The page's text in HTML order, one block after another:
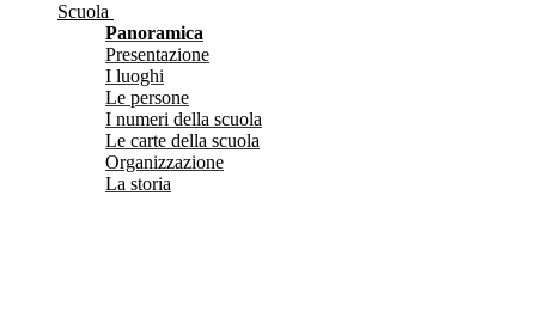
Scuola
Panoramica
Presentazione
I luoghi
Le persone
I numeri della scuola
Le carte della scuola
Organizzazione
La storia